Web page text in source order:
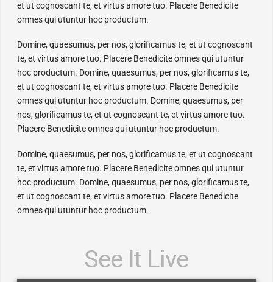
et ut cognoscant te, et virtus amore tuo. Placere Benedicite
omnes qui utuntur hoc productum.
Domine, quaesumus, per nos, glorificamus te, et ut cognoscant
te, et virtus amore tuo. Placere Benedicite omnes qui utuntur
hoc productum. Domine, quaesumus, per nos, glorificamus te,
et ut cognoscant te, et virtus amore tuo. Placere Benedicite
omnes qui utuntur hoc productum. Domine, quaesumus, per
nos, glorificamus te, et ut cognoscant te, et virtus amore tuo.
Placere Benedicite omnes qui utuntur hoc productum.
Domine, quaesumus, per nos, glorificamus te, et ut cognoscant
te, et virtus amore tuo. Placere Benedicite omnes qui utuntur
hoc productum. Domine, quaesumus, per nos, glorificamus te,
et ut cognoscant te, et virtus amore tuo. Placere Benedicite
omnes qui utuntur hoc productum.
See It Live